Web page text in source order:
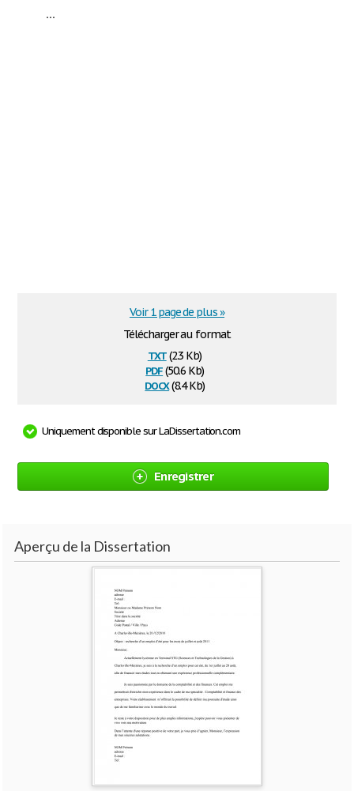
...
Télécharger au format
txt(2.3 Kb)
pdf(50.6 Kb)
docx(8.4 Kb)
Voir 1 page de plus »
Uniquement disponible sur LaDissertation.com
Enregistrer
Aperçu de la Dissertation